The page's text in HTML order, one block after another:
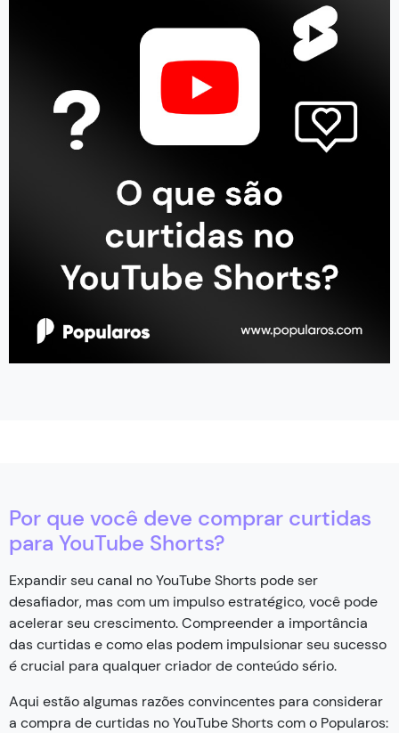
Por que você deve comprar curtidas
para YouTube Shorts?
Expandir seu canal no YouTube Shorts pode ser
desafiador, mas com um impulso estratégico, você pode
acelerar seu crescimento. Compreender a importância
das curtidas e como elas podem impulsionar seu sucesso
é crucial para qualquer criador de conteúdo sério.
Aqui estão algumas razões convincentes para considerar
a compra de curtidas no YouTube Shorts com o Popularos: